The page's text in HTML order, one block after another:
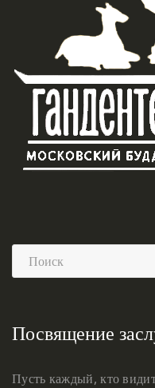
Посвящение
Пусть каждый, кто